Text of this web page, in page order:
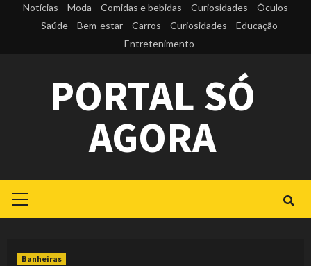
Notícias Moda Comidas e bebidas Curiosidades
Óculos
Saúde
Bem-estar Carros Curiosidades
Educação
Entretenimento
PORTAL SÓ
AGORA
Menu
Banheiras